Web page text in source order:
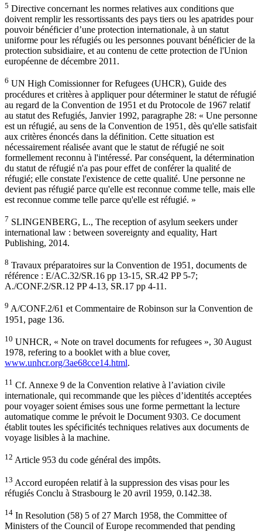
5 Directive concernant les normes relatives aux conditions que
doivent remplir les ressortissants des pays tiers ou les apatrides pour
pouvoir bénéficier d’une protection internationale, à un statut
uniforme pour les réfugiés ou les personnes pouvant bénéficier de la
protection subsidiaire, et au contenu de cette protection de l'Union
européenne de décembre 2011.
6 UN High Comissionner for Refugees (UHCR), Guide des
procédures et critères à appliquer pour déterminer le statut de réfugié
au regard de la Convention de 1951 et du Protocole de 1967 relatif
au statut des Refugiés, Janvier 1992, paragraphe 28: « Une personne
est un réfugié, au sens de la Convention de 1951, dès qu'elle satisfait
aux critères énoncés dans la définition. Cette situation est
nécessairement réalisée avant que le statut de réfugié ne soit
formellement reconnu à l'intéressé. Par conséquent, la détermination
du statut de réfugié n'a pas pour effet de conférer la qualité de
réfugié; elle constate l'existence de cette qualité. Une personne ne
devient pas réfugié parce qu'elle est reconnue comme telle, mais elle
est reconnue comme telle parce qu'elle est réfugié. »
7 SLINGENBERG, L., The reception of asylum seekers under
international law : between sovereignty and equality, Hart
Publishing, 2014.
8 Travaux préparatoires sur la Convention de 1951, documents de
référence : E/AC.32/SR.16 pp 13-15, SR.42 PP 5-7;
A./CONF.2/SR.12 PP 4-13, SR.17 pp 4-11.
9 A/CONF.2/61 et Commentaire de Robinson sur la Convention de
1951, page 136.
10 UNHCR, « Note on travel documents for refugees », 30 August
1978, refering to a booklet with a blue cover,
www.unhcr.org/3ae68cce14.html.
11 Cf. Annexe 9 de la Convention relative à l’aviation civile
internationale, qui recommande que les pièces d’identités acceptées
pour voyager soient émises sous une forme permettant la lecture
automatique comme le prévoit le Document 9303. Ce document
établit toutes les spécificités techniques relatives aux documents de
voyage lisibles à la machine.
12 Article 953 du code général des impôts.
13 Accord européen relatif à la suppression des visas pour les
réfugiés Conclu à Strasbourg le 20 avril 1959, 0.142.38.
14 In Resolution (58) 5 of 27 March 1958, the Committee of
Ministers of the Council of Europe recommended that pending